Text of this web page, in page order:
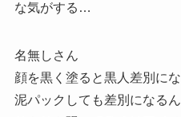
な気がする…
名無しさん
顔を黒く塗ると黒人差別に
泥パックしても差別になる